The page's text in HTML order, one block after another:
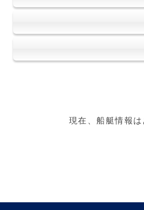
現在、船艇情報は